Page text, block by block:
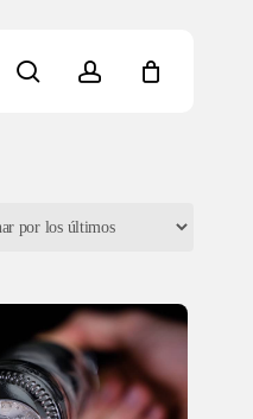
searchaccount